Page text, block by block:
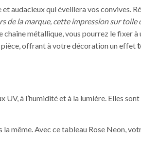
et audacieux qui éveillera vos convives.
de la marque, cette impression sur toile
métallique, vous pourrez le fixer à
pièce, offrant à votre décoration un effet
à l’humidité et à la lumière. Elles sont
même. Avec ce tableau Rose Neon,